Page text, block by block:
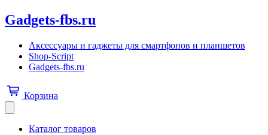
Gadgets-fbs.ru
Аксессуары и гаджеты для смартфонов и планшетов
Shop-Script
Gadgets-fbs.ru
Корзина
Каталог товаров